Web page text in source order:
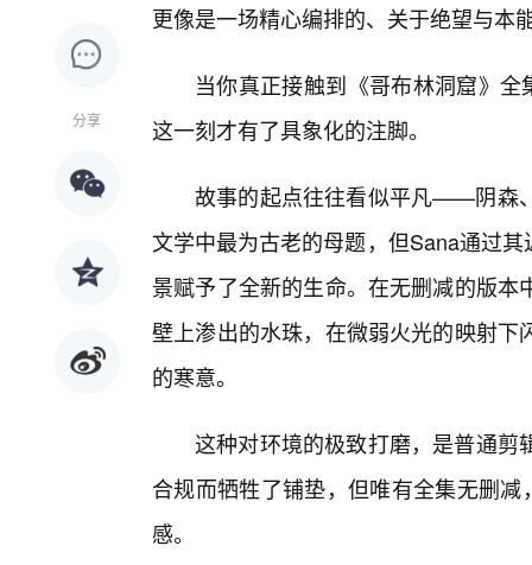
分享
更像是一场精心编排的、关于绝望与本
当你真正接触到《哥布林洞窟》
这一刻才有了具象化的注脚。
故事的起点往往看似平凡——阴森
文学中最为古老的母题，但Sana通过
景赋予了全新的生命。在无删减的版
壁上渗出的水珠，在微弱火光的映射
的寒意。
这种对环境的极致打磨，是普通剪
合规而牺牲了铺垫，但唯有全集无删
感。